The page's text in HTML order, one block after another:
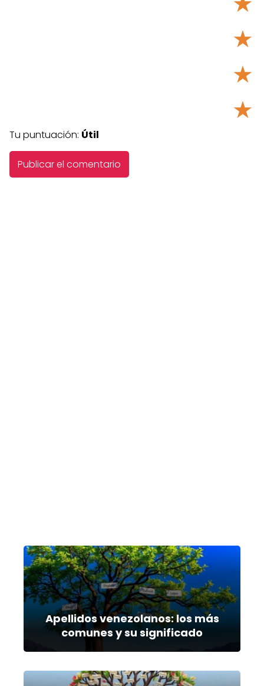
★
★
★
Tu puntuación: Útil
Apellidos venezolanos: los más
comunes y su significado